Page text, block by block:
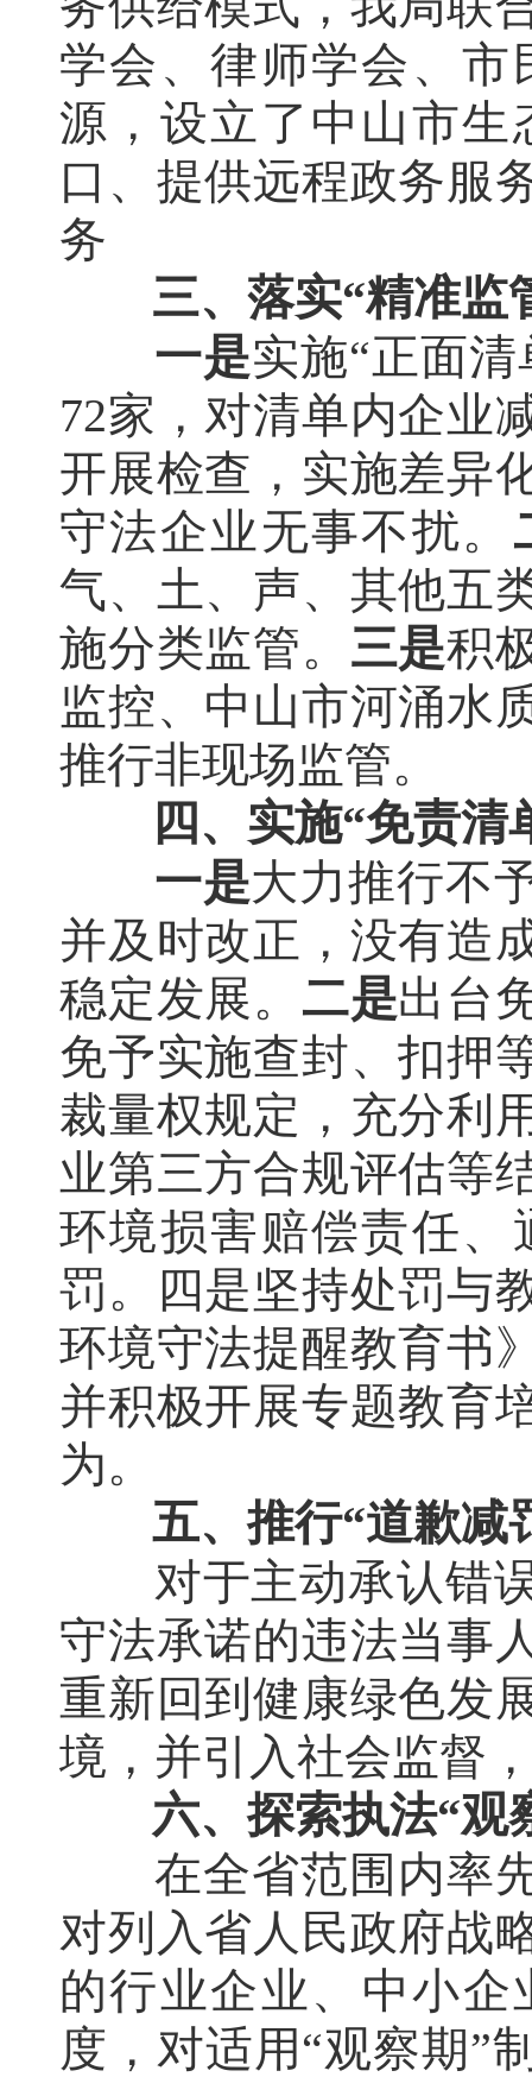
学会、律师学会、
源，设立了中山市
口、提供远程政务服
务
三、落实“精准监
一是实施“正面
72家，对清单内企业
开展检查，实施差异
守法企业无事不扰。
气、土、声、其他五
施分类监管。 三是积
监控、中山市河涌水
推行非现场监管。
四、实施“免责
一是大力推行不
并及时改正，没有造
稳定发展。 二是出台
免予实施查封、扣押
裁量权规定，充分利
业第三方合规评估等
环境损害赔偿责任
罚。四是坚持处罚与
环境守法提醒教育书
并积极开展专题教育
为。
五、推行“道歉减
对于主动承认错
守法承诺的违法当事
重新回到健康绿色发
境，并引入社会监督
六、探索执法“观
在全省范围内率
对列入省人民政府战
的行业企业、中小企
度，对适用“观察期”